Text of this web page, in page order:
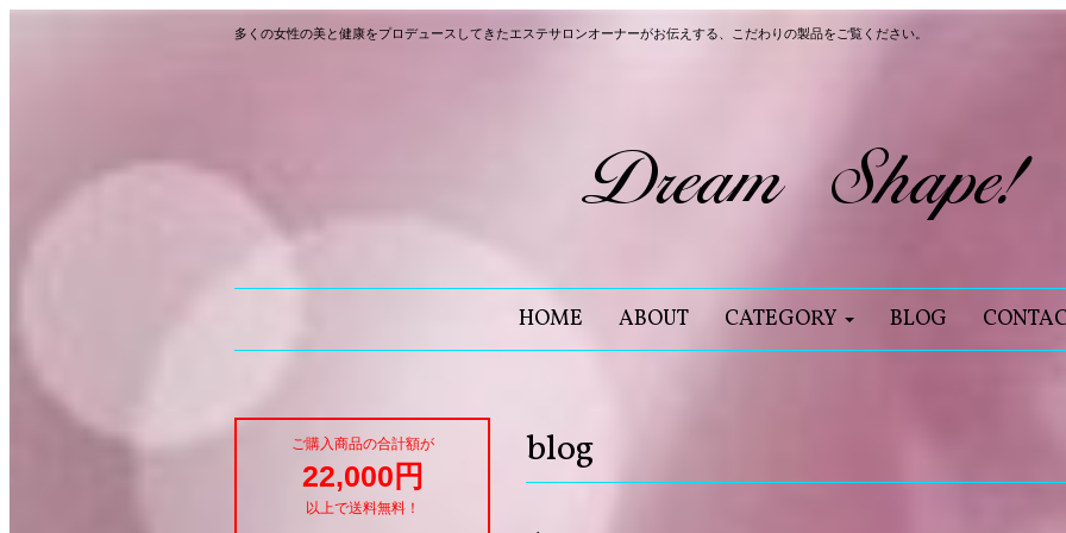
多くの女性の美と健康をプロデュースしてきたエステサロンオーナーがお伝えする、こだわりの製品をご覧ください。
HOME ABOUT CATEGORY BLOG
blog
ご購入商品の合計額が
22,000円
以上で送料無料！